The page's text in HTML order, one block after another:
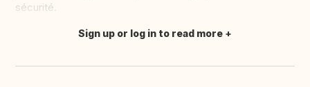
sécurité.
Translate this
Sign up or log in to read more